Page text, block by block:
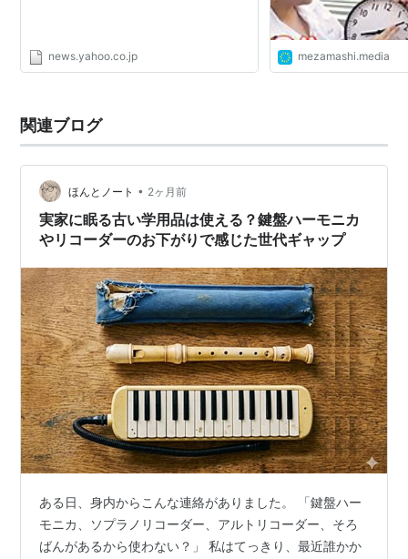
news.yahoo.co.jp mezamashi.media
関連ブログ
ほんとノート • 2ヶ月前
実家に眠る古い学用品は使える？鍵盤ハーモニカ
やリコーダーのお下がりで感じた世代ギャップ
ある日、身内からこんな連絡がありました。 「鍵盤ハー
モニカ、ソプラノリコーダー、アルトリコーダー、そろ
ばんがあるから使わない？」 私はてっきり、最近誰かか